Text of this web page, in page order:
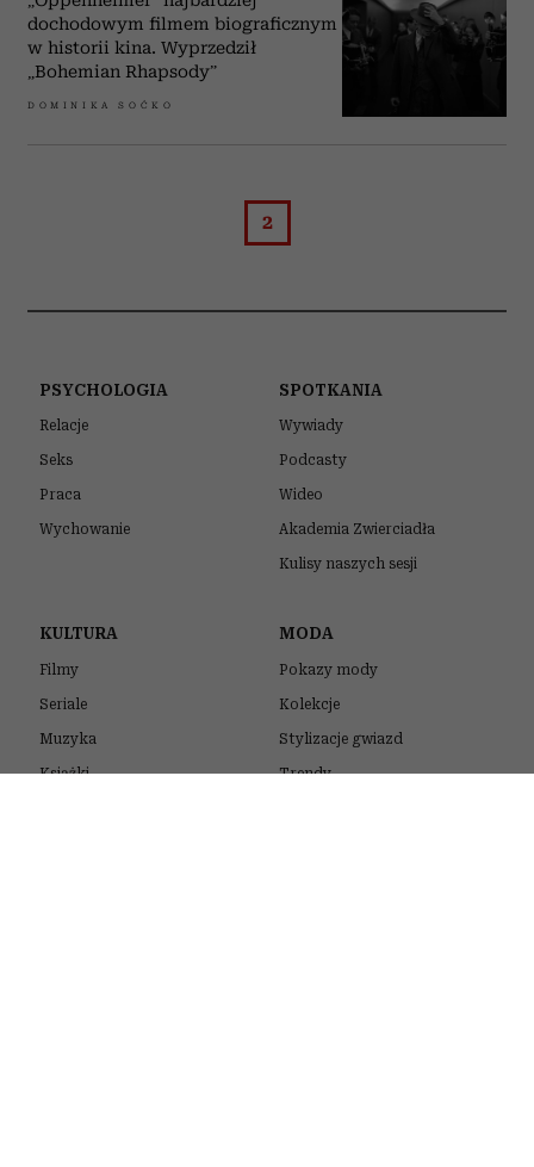
dochodowym filmem biograficznym
w historii kina. Wyprzedził
„Bohemian Rhapsody”
DOMINIKA SOĆKO
2
PSYCHOLOGIA
Relacje
Seks
Praca
Wychowanie
SPOTKANIA
Wywiady
Podcasty
Wideo
Akademia Zwierciadła
Kulisy naszych sesji
KULTURA
Filmy
Seriale
Muzyka
Książki
MODA
Pokazy mody
Kolekcje
Stylizacje gwiazd
Trendy